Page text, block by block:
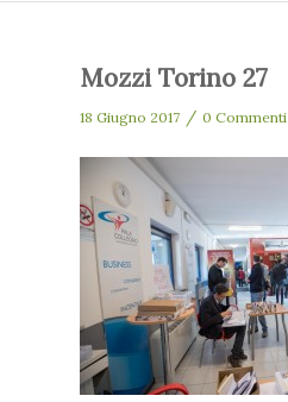
Mozzi Torino 27
18 Giugno 2017 / 0 Commenti